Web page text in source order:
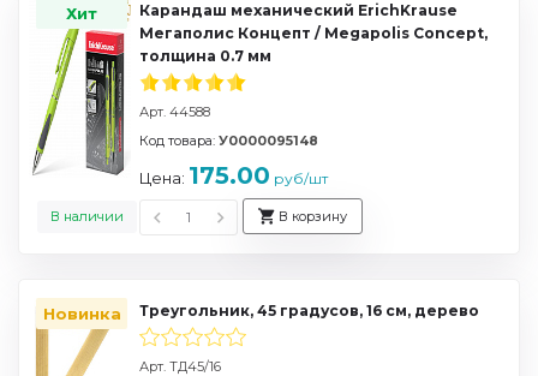
Хит
Карандаш механический ErichKrause
Мегаполис Концепт / Megapolis Concept,
толщина 0.7 мм
Арт. 44588
В наличии
Код товара: У0000095148
Цена: 175.00 руб/шт
В корзину
Новинка Треугольник, 45 градусов, 16 см, дерево
Арт. ТД45/16